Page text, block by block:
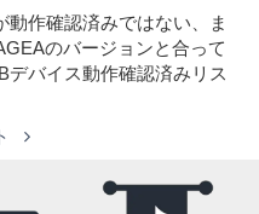
動作確認済みではない、ま
のバージョンと合って
デバイス動作確認済みリス